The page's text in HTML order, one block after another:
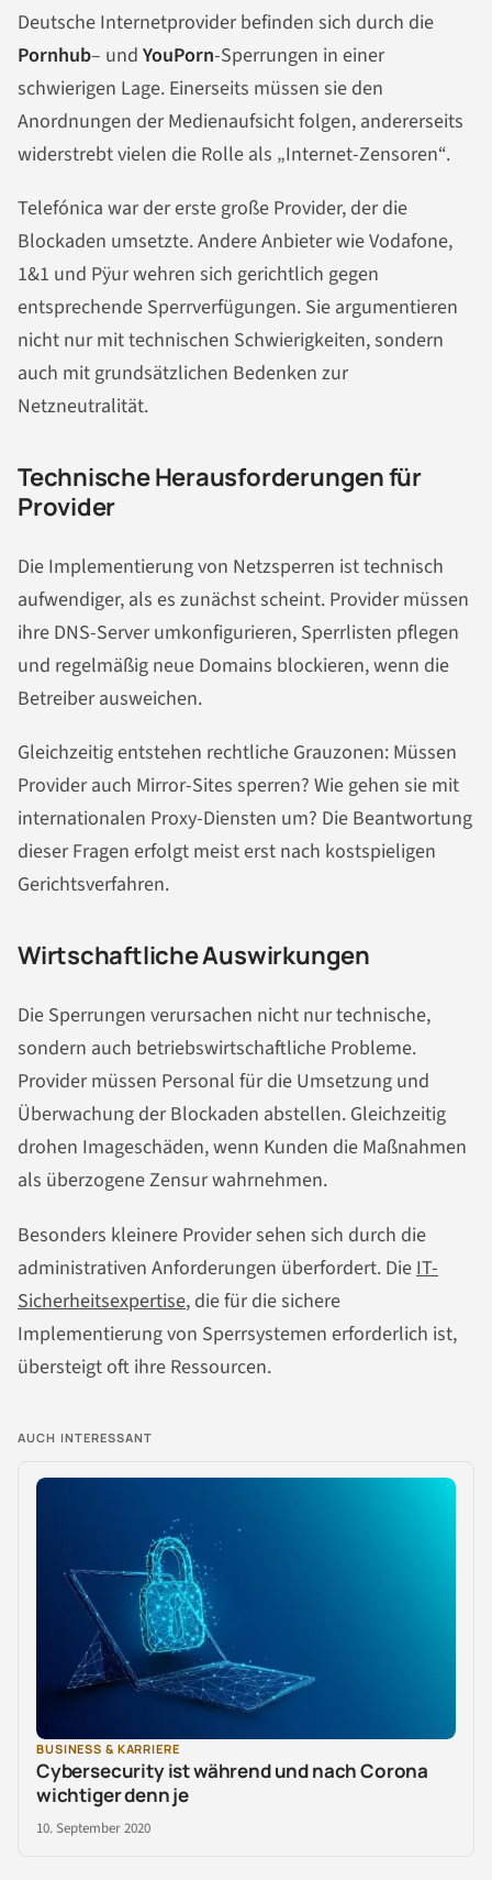
Deutsche Internetprovider befinden sich durch die
Pornhub– und YouPorn-Sperrungen in einer
schwierigen Lage. Einerseits müssen sie den
Anordnungen der Medienaufsicht folgen, andererseits
widerstrebt vielen die Rolle als „Internet-Zensoren“.
Telefónica war der erste große Provider, der die
Blockaden umsetzte. Andere Anbieter wie Vodafone,
1&1 und Pÿur wehren sich gerichtlich gegen
entsprechende Sperrverfügungen. Sie argumentieren
nicht nur mit technischen Schwierigkeiten, sondern
auch mit grundsätzlichen Bedenken zur
Netzneutralität.
Technische Herausforderungen für
Provider
Die Implementierung von Netzsperren ist technisch
aufwendiger, als es zunächst scheint. Provider müssen
ihre DNS-Server umkonfigurieren, Sperrlisten pflegen
und regelmäßig neue Domains blockieren, wenn die
Betreiber ausweichen.
Gleichzeitig entstehen rechtliche Grauzonen: Müssen
Provider auch Mirror-Sites sperren? Wie gehen sie mit
internationalen Proxy-Diensten um? Die Beantwortung
dieser Fragen erfolgt meist erst nach kostspieligen
Gerichtsverfahren.
Wirtschaftliche Auswirkungen
Die Sperrungen verursachen nicht nur technische,
sondern auch betriebswirtschaftliche Probleme.
Provider müssen Personal für die Umsetzung und
Überwachung der Blockaden abstellen. Gleichzeitig
drohen Imageschäden, wenn Kunden die Maßnahmen
als überzogene Zensur wahrnehmen.
Besonders kleinere Provider sehen sich durch die
administrativen Anforderungen überfordert. Die IT-
Sicherheitsexpertise, die für die sichere
Implementierung von Sperrsystemen erforderlich ist,
übersteigt oft ihre Ressourcen.
AUCH INTERESSANT
BUSINESS & KARRIERE
Cybersecurity ist während und nach Corona
wichtiger denn je
10. September 2020